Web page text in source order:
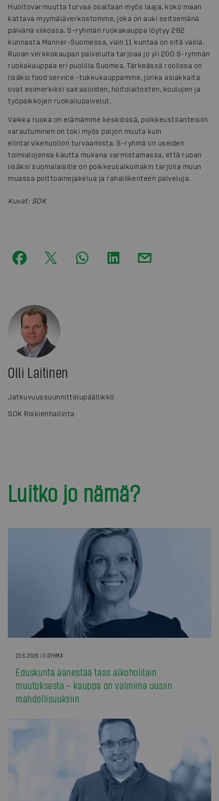
Huoltovarmuutta turvaa osaltaan myös laaja, koko maan
kattava myymäläverkostomme, joka on auki seitsemänä
päivänä viikossa. S-ryhmän ruokakauppa löytyy 282
kunnasta Manner-Suomessa, vain 11 kuntaa on sitä vailla.
Ruoan verkkokaupan palveluita tarjoaa jo yli 200 S-ryhmän
ruokakauppaa eri puolilla Suomea. Tärkeässä roolissa on
lisäksi food service -tukkukauppamme, jonka asiakkaita
ovat esimerkiksi sairaaloiden, hoitolaitosten, koulujen ja
työpaikkojen ruokailupalvelut.
Vaikka ruoka on elämämme keskiössä, poikkeustilanteisiin
varautuminen on toki myös paljon muuta kuin
elintarvikehuollon turvaamista. S-ryhmä on useiden
toimialojensa kautta mukana varmistamassa, että ruoan
lisäksi suomalaisille on poikkeusaikoinakin tarjolla muun
muassa polttoainejakelua ja rahaliikenteen palveluja.
Kuvat: SOK
Olli Laitinen
Jatkuvuussuunnittelupäällikkö
SOK Riskienhallinta
Luitko jo nämä?
22.6.2026 | S-RYHMÄ
Eduskunta äänestää taas alkoholilain
muutoksesta – kauppa on valmiina uusiin
mahdollisuuksiin